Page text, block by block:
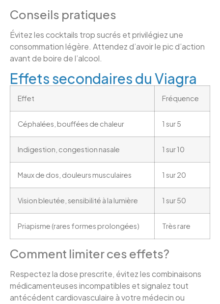
Conseils pratiques
Évitez les cocktails trop sucrés et privilégiez une
consommation légère. Attendez d’avoir le pic d’action
avant de boire de l’alcool.
Effets secondaires du Viagra
Effet Fréquence
Céphalées, bouffées de chaleur 1 sur 5
Indigestion, congestion nasale 1 sur 10
Maux de dos, douleurs musculaires 1 sur 20
Vision bleutée, sensibilité à la lumière 1 sur 50
Priapisme (rares formes prolongées) Très rare
Comment limiter ces effets?
Respectez la dose prescrite, évitez les combinaisons
médicamenteuses incompatibles et signalez tout
antécédent cardiovasculaire à votre médecin ou